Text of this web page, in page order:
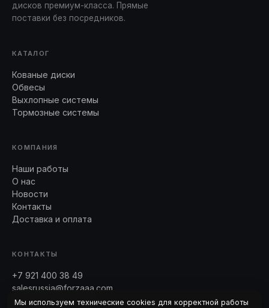
дисков премиум-класса. Прямые
поставки без посредников.
КАТАЛОГ
Кованые диски
Обвесы
Выхлопные системы
Тормозные системы
КОМПАНИЯ
Наши работы
О нас
Новости
Контакты
Доставка и оплата
КОНТАКТЫ
+7 921 400 38 49
salesrussia@forzaaa.com
Telegram · WhatsApp
Мы используем технические cookies для корректной работы